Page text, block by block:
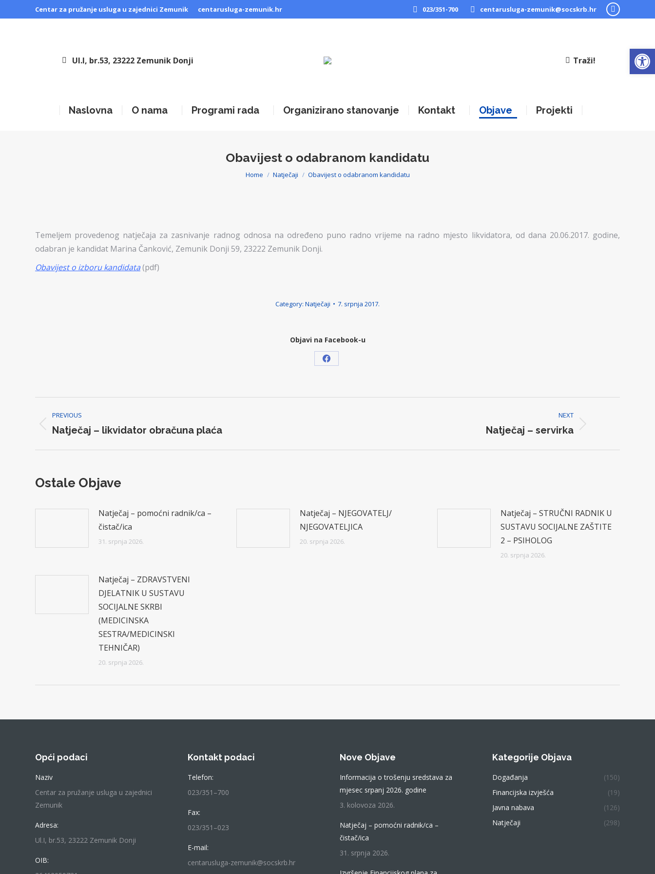
Centar za pružanje usluga u zajednici Zemunik centarusluga-zemunik.hr 023/351-700 centarusluga-zemunik@socskrb.hr
Facebook
Ul.I, br.53, 23222 Zemunik Donji Traži!
Naslovna O nama Programi rada Organizirano stanovanje Kontakt Objave Projekti
Obavijest o odabranom kandidatu
You are here:
Home Natječaji Obavijest o odabranom kandidatu
Temeljem provedenog natječaja za zasnivanje radnog odnosa na određeno puno radno vrijeme na radno mjesto likvidatora, od dana 20.06.2017. godine,
odabran je kandidat Marina Čanković, Zemunik Donji 59, 23222 Zemunik Donji.
Obavijest o izboru kandidata(pdf)
Category: Natječaji 7. srpnja 2017.
Objavi na Facebook-u
Share
Facebook
navigation
PREVIOUS
Previous
Natječaj – likvidator obračuna plaća
NEXT
Natječaj – servirka
Ostale Objave
Natječaj – pomoćni radnik/ca –
čistač/ica
31. srpnja 2026.
Natječaj – NJEGOVATELJ/
NJEGOVATELJICA
20. srpnja 2026.
Natječaj – STRUČNI RADNIK U
SUSTAVU SOCIJALNE ZAŠTITE
2 – PSIHOLOG
20. srpnja 2026.
Natječaj – ZDRAVSTVENI
DJELATNIK U SUSTAVU
SOCIJALNE SKRBI
(MEDICINSKA
SESTRA/MEDICINSKI
TEHNIČAR)
20. srpnja 2026.
Opći podaci
Naziv
Centar za pružanje usluga u zajednici
Zemunik
Adresa:
Ul.I, br.53, 23222 Zemunik Donji
OIB:
Kontakt podaci
Telefon:
023/351–700
Fax:
023/351–023
E-mail:
centarusluga-zemunik@socskrb.hr
Nove Objave
Informacija o trošenju sredstava za
mjesec srpanj 2026. godine
3. kolovoza 2026.
Natječaj – pomoćni radnik/ca –
čistač/ica
31. srpnja 2026.
Kategorije Objava
Događanja
(150)
Financijska izvješća
(19)
Javna nabava
(126)
Natječaji
(298)